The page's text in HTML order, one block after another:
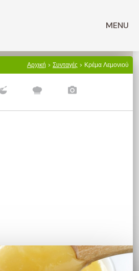
MENU
Αρχική > Συνταγές > Κρέμα Λεμονιού